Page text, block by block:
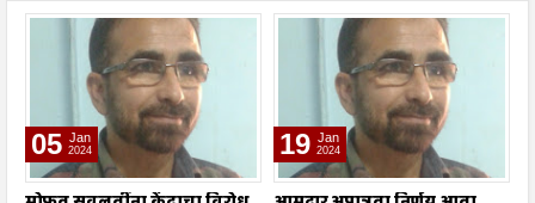
05 Jan
2024 19 Jan
2024